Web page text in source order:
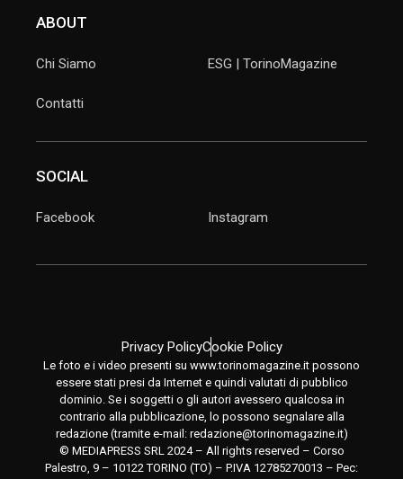
ABOUT
Chi Siamo
Contatti
ESG | TorinoMagazine
SOCIAL
Facebook Instagram
Privacy PolicyCookie Policy
Le foto e i video presenti su www.torinomagazine.it possono
essere stati presi da Internet e quindi valutati di pubblico
dominio. Se i soggetti o gli autori avessero qualcosa in
contrario alla pubblicazione, lo possono segnalare alla
redazione (tramite e-mail: redazione@torinomagazine.it)
© MEDIAPRESS SRL 2024 – All rights reserved – Corso
Palestro, 9 – 10122 TORINO (TO) – P.IVA 12785270013 – Pec: